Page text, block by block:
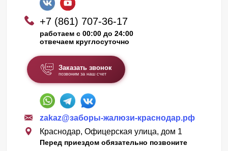
+7 (861) 707-36-17
работаем с 00:00 до 24:00
отвечаем круглосуточно
Заказать звонок
позвоним за наш счет
zakaz@заборы-жалюзи-краснодар.рф
Краснодар, Офицерская улица, дом 1
Перед приездом обязательно позвоните